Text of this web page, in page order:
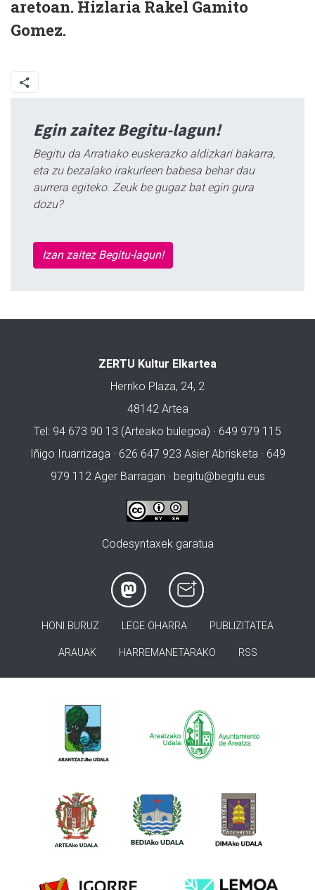
aretoan. Hizlaria Rakel Gamito
Gomez.
Egin zaitez Begitu-lagun!
Begitu da Arratiako euskerazko aldizkari bakarra,
eta zu bezalako irakurleen babesa behar dau
aurrera egiteko. Zeuk be gugaz bat egin gura
dozu?
Izan zaitez Begitu-lagun!
ZERTU Kultur Elkartea
Herriko Plaza, 24, 2
48142 Artea
Tel: 94 673 90 13 (Arteako bulegoa) · 649 979 115
Iñigo Iruarrizaga · 626 647 923 Asier Abrisketa · 649
979 112 Ager Barragan · begitu@begitu.eus
Codesyntaxek garatua
HONI BURUZ LEGE OHARRA PUBLIZITATEA
ARAUAK HARREMANETARAKO RSS